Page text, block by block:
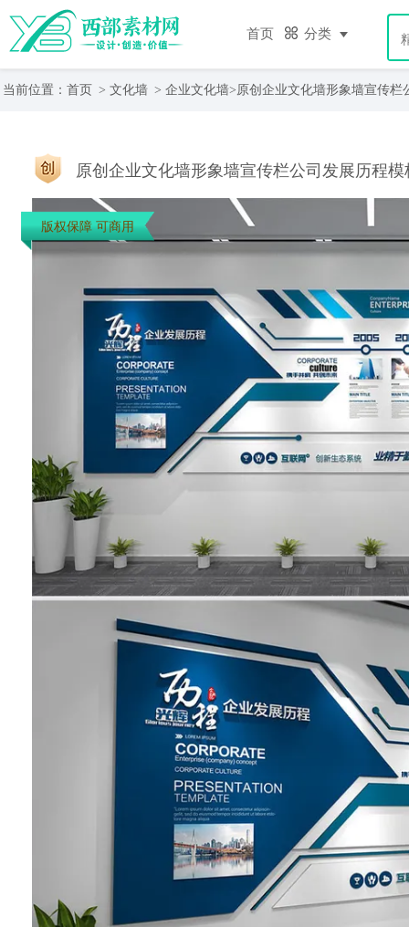
首页 分类
当前位置： 首页 > 文化墙 > 企业文化墙>原创企业文化墙形象墙宣传栏
原创企业文化墙形象墙宣传栏公司发展历程模
版权保障 可商用